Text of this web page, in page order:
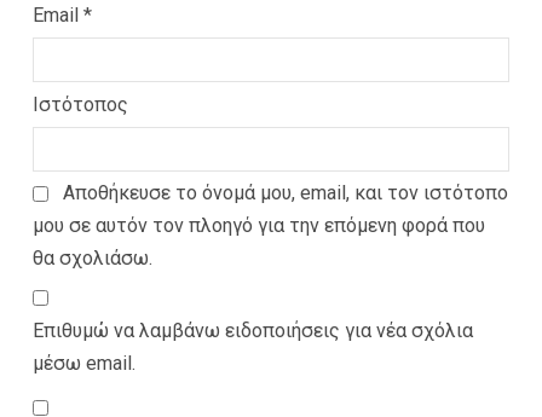
Email *
Ιστότοπος
Αποθήκευσε το όνομά μου, email, και τον ιστότοπο
μου σε αυτόν τον πλοηγό για την επόμενη φορά που
θα σχολιάσω.
Επιθυμώ να λαμβάνω ειδοποιήσεις για νέα σχόλια
μέσω email.